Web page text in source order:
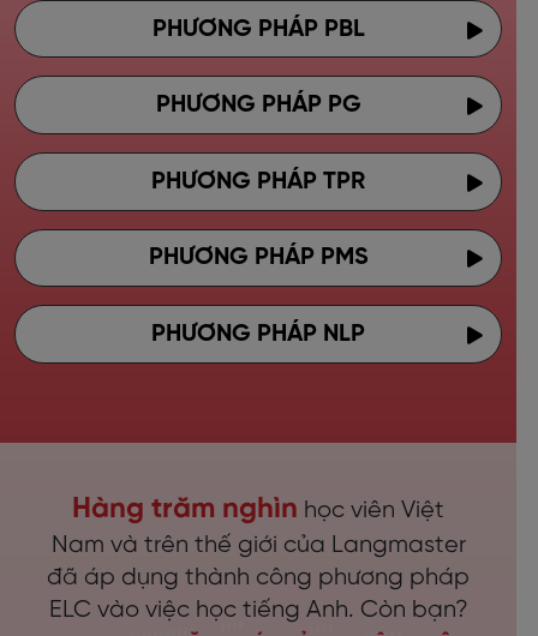
PHƯƠNG PHÁP PG
PHƯƠNG PHÁP NLP
PHƯƠNG PHÁP PBL
PHƯƠNG PHÁP TPR
PHƯƠNG PHÁP PMS
Hàng trăm nghìn học viên Việt
Nam và trên thế giới của Langmaster
đã áp dụng thành công phương pháp
ELC vào việc học tiếng Anh. Còn bạn?